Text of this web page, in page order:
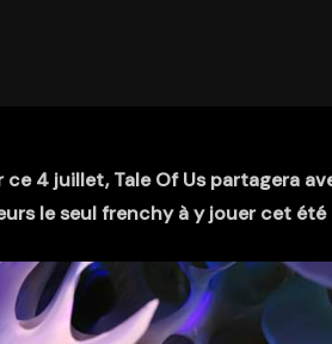
4 juillet, Tale Of Us partagera
le seul frenchy à y jouer cet été